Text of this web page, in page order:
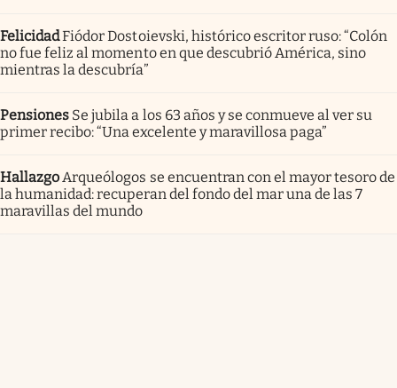
FelicidadFiódor Dostoievski, histórico escritor ruso: “Colón
no fue feliz al momento en que descubrió América, sino
mientras la descubría”
Pensiones Se jubila a los 63 años y se conmueve al ver su
primer recibo: “Una excelente y maravillosa paga”
Hallazgo Arqueólogos se encuentran con el mayor tesoro de
la humanidad: recuperan del fondo del mar una de las 7
maravillas del mundo